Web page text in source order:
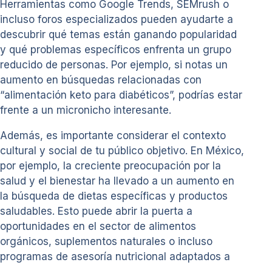
Herramientas como Google Trends, SEMrush o
incluso foros especializados pueden ayudarte a
descubrir qué temas están ganando popularidad
y qué problemas específicos enfrenta un grupo
reducido de personas. Por ejemplo, si notas un
aumento en búsquedas relacionadas con
“alimentación keto para diabéticos”, podrías estar
frente a un micronicho interesante.
Además, es importante considerar el contexto
cultural y social de tu público objetivo. En México,
por ejemplo, la creciente preocupación por la
salud y el bienestar ha llevado a un aumento en
la búsqueda de dietas específicas y productos
saludables. Esto puede abrir la puerta a
oportunidades en el sector de alimentos
orgánicos, suplementos naturales o incluso
programas de asesoría nutricional adaptados a